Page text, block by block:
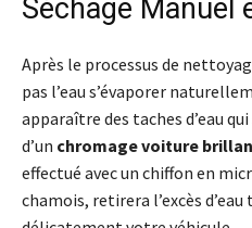
Séchage Manuel
Après le processus de
pas l’eau s’évaporer
apparaître des taches d’eau
d’un chromage voiture
effectué avec un chiffon en
chamois, retirera l’excès